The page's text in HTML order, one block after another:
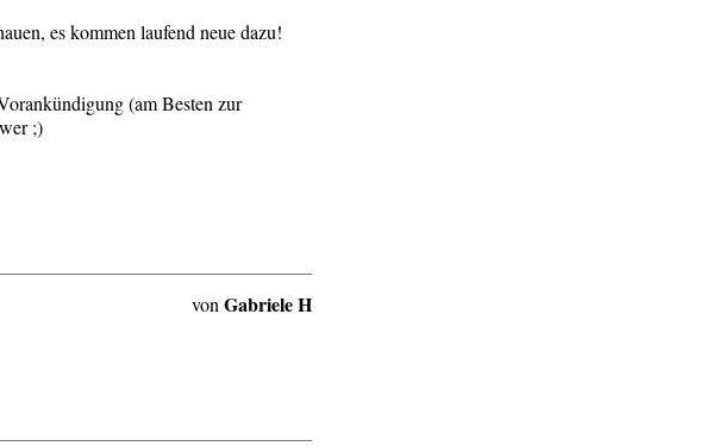
es kommen laufend neue dazu!
(am Besten zur
;)
von Gabriele H